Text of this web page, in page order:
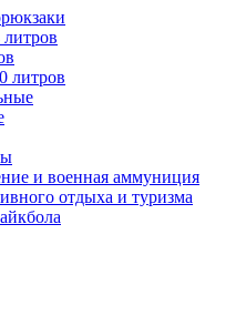
литров
и военная аммуниция
отдыха и туризма